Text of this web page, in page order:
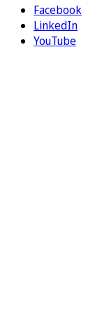
Facebook
LinkedIn
YouTube